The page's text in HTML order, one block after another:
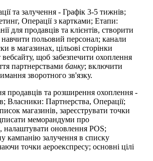
та залучення - Графік 3-5 тижнів;
Операції з картками; Етапи:
для продавців та клієнтів, створити
навчити польовий персонал; канали
в магазинах, цільові сторінки
вебсайту, щоб забезпечити охоплення
партнерствами банку; включити
зворотного зв'язку.
продавців та розширення охоплення -
Власники: Партнерства, Операції;
магазинів, зареєструвати точки
меморандуми про
налаштувати оновлення POS;
кампанію залучення в списку
точки аероекспресу; основні цілі